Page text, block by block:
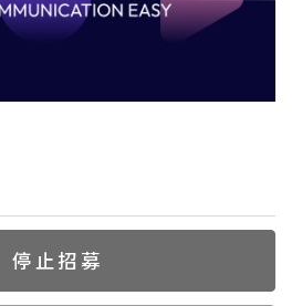
停止招募